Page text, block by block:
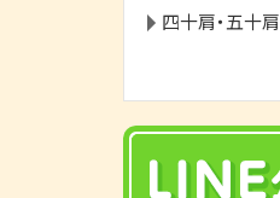
四十肩・五十肩